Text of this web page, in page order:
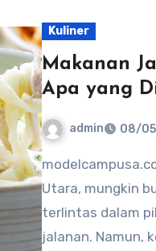
Kuliner
Makanan
Apa yang
admin 08/
modelcampusa.com – Pyongyang, ibu kota Korea
Utara, mungkin
terlintas dalam
jalanan. Namun,